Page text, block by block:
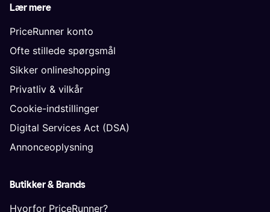
Lær mere
PriceRunner konto
Ofte stillede spørgsmål
Sikker onlineshopping
Privatliv & vilkår
Cookie-indstillinger
Digital Services Act (DSA)
Annonceoplysning
Butikker & Brands
Hvorfor PriceRunner?